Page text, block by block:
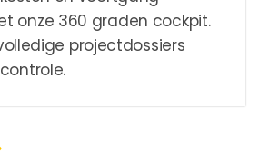
onze 360 graden cockpit.
projectdossiers